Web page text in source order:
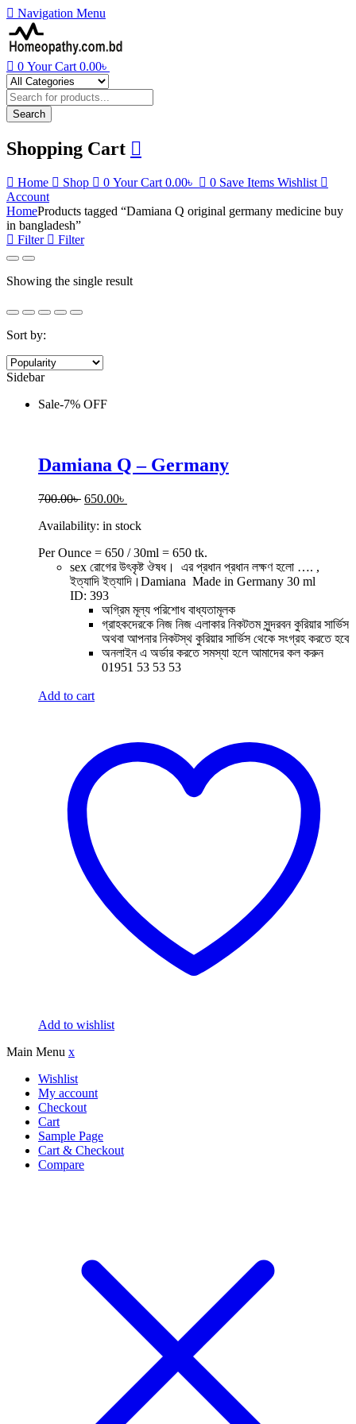
Navigation Menu
0 Your Cart 0.00৳
Products
search
Search
Shopping Cart
Home Shop 0 Your Cart 0.00৳ 0 Save Items Wishlist
Account
HomeProducts tagged “Damiana Q original germany medicine buy
in bangladesh”
Filter
Filter
Showing the single result
Sort by:
Sidebar
Sale-7% OFF
Damiana Q – Germany
700.00৳ Original
was:
650.00৳
is:
Availability: in stock
Per Ounce = 650 / 30ml = 650 tk.
sex রোগের উৎকৃষ্ট ঔষধ। এর প্রধান প্রধান লক্ষণ হলো …. ,
ইত্যাদি ইত্যাদি।Damiana Made in Germany 30 ml
ID: 393
অগ্রিম মূল্য পরিশোধ বাধ্যতামূলক
গ্রাহকদেরকে নিজ নিজ এলাকার নিকটতম সুন্দরবন কুরিয়ার সার্ভিস
অথবা আপনার নিকটস্থ কুরিয়ার সার্ভিস থেকে সংগ্রহ করতে হবে
অনলাইন এ অর্ডার করতে সমস্যা হলে আমাদের কল করুন
01951 53 53 53
Add to cart
Add to wishlist
Main Menu x
Wishlist
My account
Checkout
Cart
Sample Page
Cart & Checkout
Compare